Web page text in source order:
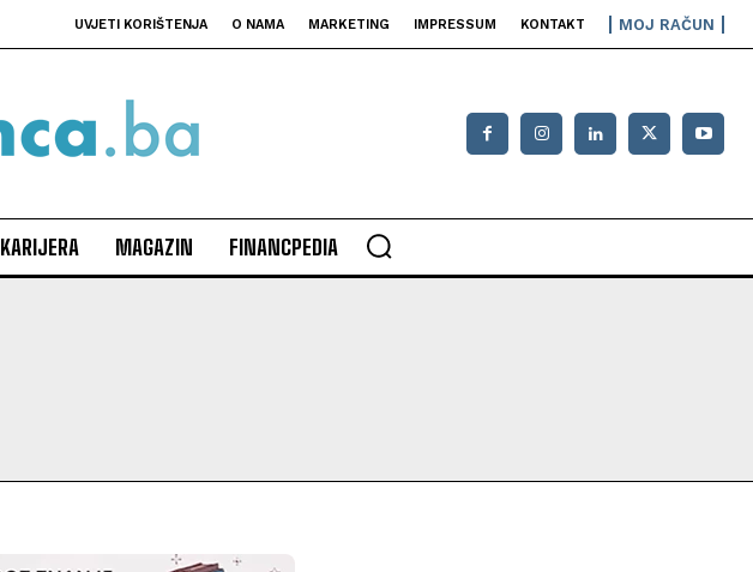
UVJETI KORIŠTENJA O NAMA MARKETING IMPRESSUM KONTAKT MOJ RAČUN
KARIJERA MAGAZIN FINANCPEDIA